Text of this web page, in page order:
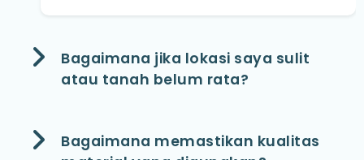
Bagaimana jika lokasi saya sulit
atau tanah belum rata?
Bagaimana memastikan kualitas